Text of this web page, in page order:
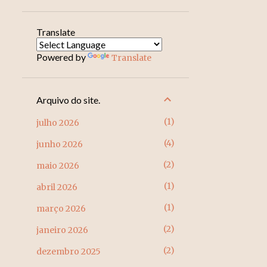
Translate
Powered by Translate
Arquivo do site.
julho 2026 1
junho 2026 4
maio 2026 2
abril 2026 1
março 2026 1
janeiro 2026 2
dezembro 2025
2